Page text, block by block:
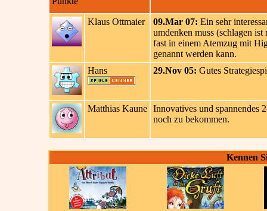
Klaus Ottmaier 09.Mar 07: Ein sehr
umdenken muss (schlagen
fast in einem Atemzug mit
genannt werden kann.
Hans
29.Nov 05: Gutes
Matthias Kaune
Innovatives und spannendes
noch zu bekommen.
Kennen